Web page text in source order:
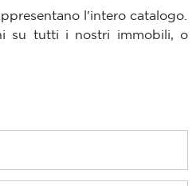
l'intero catalogo.
su tutti i nostri immobili, o